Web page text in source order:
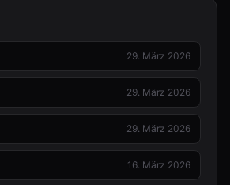
29. März 2026
29. März 2026
29. März 2026
16. März 2026